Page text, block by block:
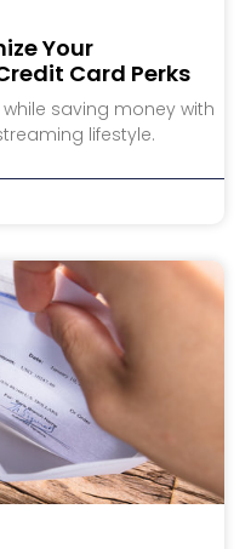
Your
Card Perks
saving money with
lifestyle.